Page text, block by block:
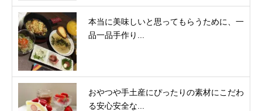
本当に美味しいと思ってもらうために、一
品一品手作り...
おやつや手土産にぴったりの素材にこだわ
る安心安全な...